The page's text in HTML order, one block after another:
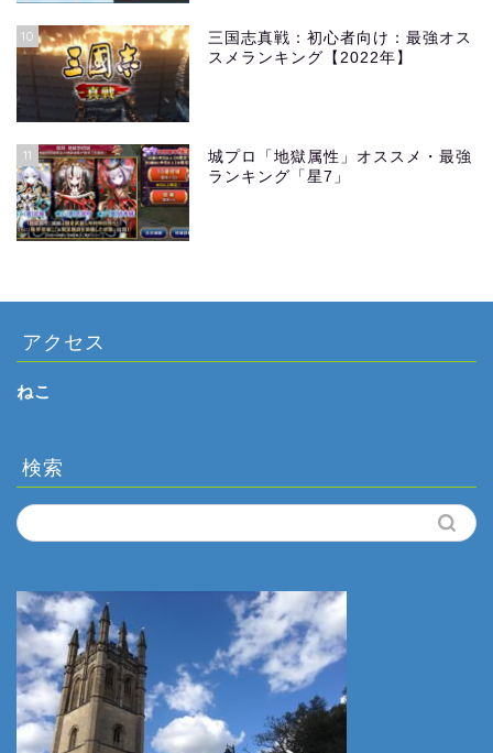
10
三国志真戦：初心者向け：最強オス
スメランキング【2022年】
11
城プロ「地獄属性」オススメ・最強
ランキング「星7」
アクセス
ねこ
検索